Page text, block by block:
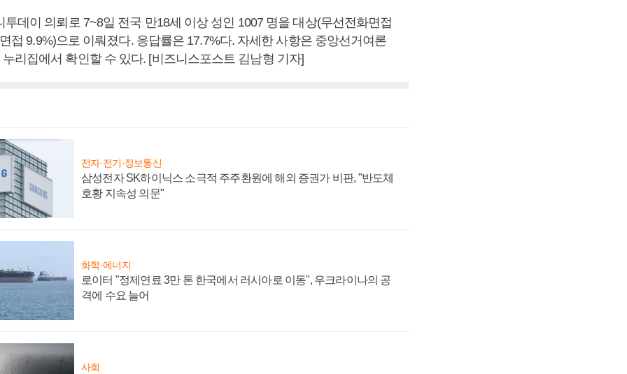
투데이 의뢰로 7~8일 전국 만18세 이상 성인 1007 명을 대상(무선전화면접
접 9.9%)으로 이뤄졌다. 응답률은 17.7%다. 자세한 사항은 중앙선거여론
리집에서 확인할 수 있다. [비즈니스포스트 김남형 기자]
전자·전기·정보통신
삼성전자 SK하이닉스 소극적 주주환원에 해외 증권가 비판, "반도체
호황 지속성 의문"
화학·에너지
로이터 "정제연료 3만 톤 한국에서 러시아로 이동", 우크라이나의 공
격에 수요 늘어
사회